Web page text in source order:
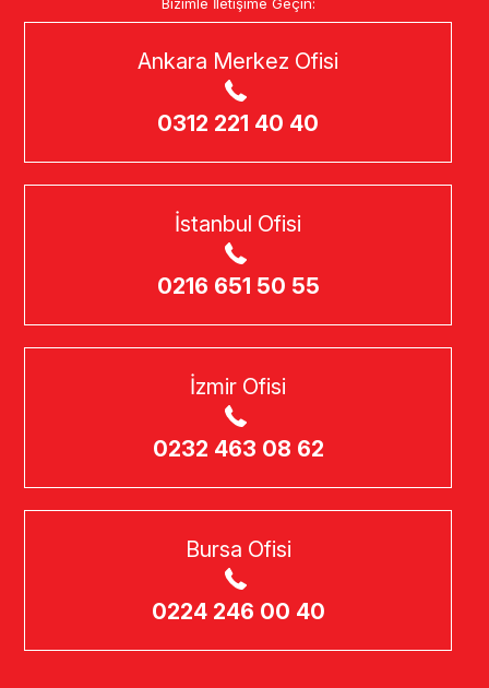
Ankara Merkez Ofisi
0312 221 40 40
İstanbul Ofisi
0216 651 50 55
İzmir Ofisi
0232 463 08 62
Bursa Ofisi
0224 246 00 40